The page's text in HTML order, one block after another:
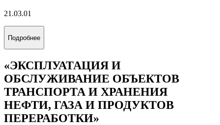
21.03.01
Подробнее
«ЭКСПЛУАТАЦИЯ И
ОБСЛУЖИВАНИЕ ОБЪЕКТОВ
ТРАНСПОРТА И ХРАНЕНИЯ
НЕФТИ, ГАЗА И ПРОДУКТОВ
ПЕРЕРАБОТКИ»